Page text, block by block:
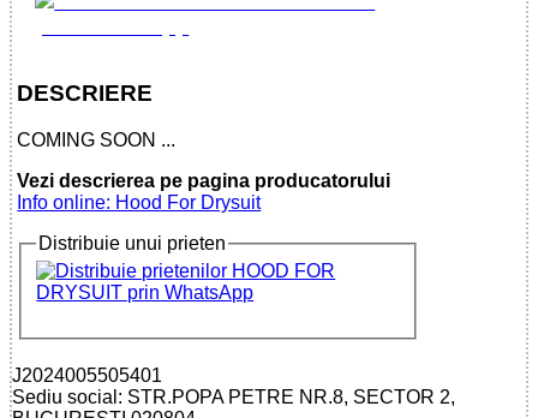
DESCRIERE
COMING SOON ...
Vezi descrierea pe pagina producatorului
Info online: Hood For Drysuit
Distribuie unui prieten
J2024005505401
Sediu social: STR.POPA PETRE NR.8, SECTOR 2,